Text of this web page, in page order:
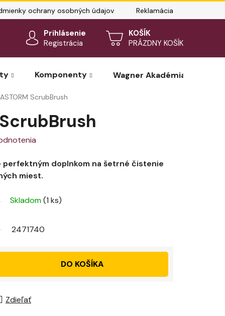
ochrany osobných údajov
Reklamácia
Prihlásenie
Registrácia
NÁKUPNÝPRÁZDNY KOŠÍK
Komponenty Wagner Akadémia –
ScrubBrush
perfektným doplnkom na šetrné čistenie
miest.
Skladom(1 ks)
2471740
DO KOŠÍKA
Zdieľať